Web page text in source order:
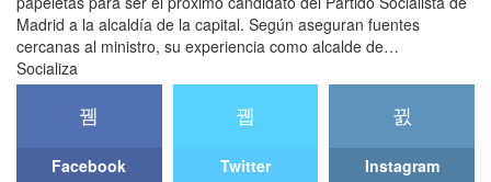
Madrid a la alcaldía de la capital. Según aseguran fuentes
cercanas al ministro, su experiencia como alcalde de…
Socializa
Facebook Twitter Instagram